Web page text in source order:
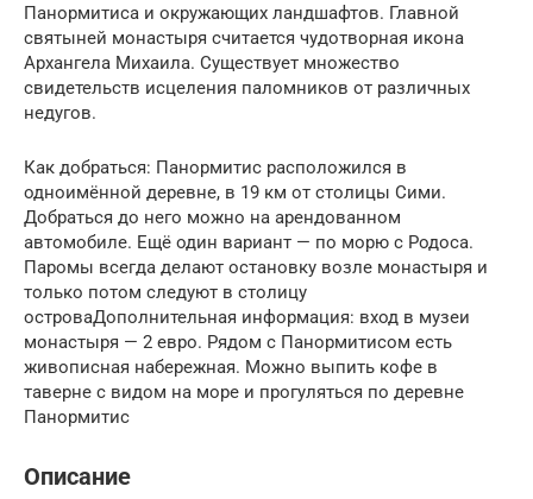
Панормитиса и окружающих ландшафтов. Главной
святыней монастыря считается чудотворная икона
Архангела Михаила. Существует множество
свидетельств исцеления паломников от различных
недугов.
Как добраться: Панормитис расположился в
одноимённой деревне, в 19 км от столицы Сими.
Добраться до него можно на арендованном
автомобиле. Ещё один вариант — по морю с Родоса.
Паромы всегда делают остановку возле монастыря и
только потом следуют в столицу
островаДополнительная информация: вход в музеи
монастыря — 2 евро. Рядом с Панормитисом есть
живописная набережная. Можно выпить кофе в
таверне с видом на море и прогуляться по деревне
Панормитис
Описание